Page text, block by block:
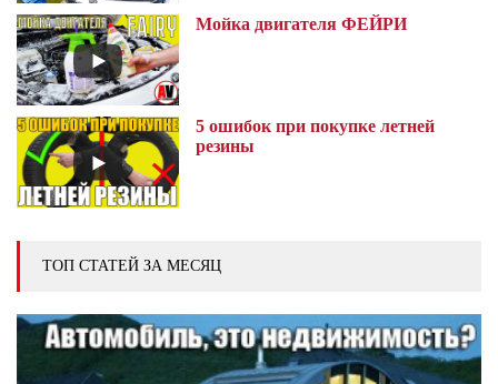
Мойка двигателя ФЕЙРИ
5 ошибок при покупке летней
резины
ТОП СТАТЕЙ ЗА МЕСЯЦ